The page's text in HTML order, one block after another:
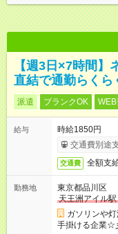
【週3日×7時間
直結で通勤らくら
派遣 ブランクOK
給与
時給1850円
交通費別途
交通費 全額支
勤務地
東京都品川区
天王洲アイル駅
ガソリンや
手掛ける企業☆